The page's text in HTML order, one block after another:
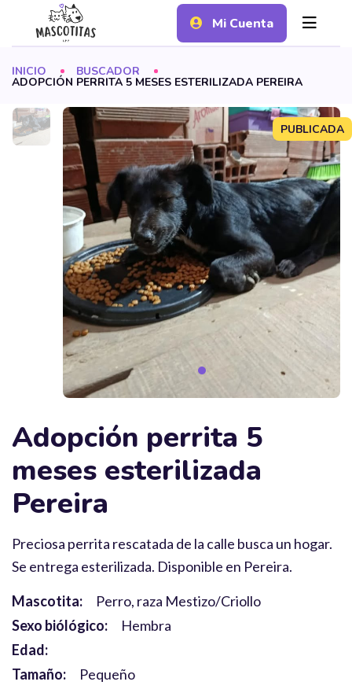
Mi Cuenta
INICIO BUSCADOR
ADOPCIÓN PERRITA 5 MESES ESTERILIZADA PEREIRA
PUBLICADA
Adopción perrita 5
meses esterilizada
Pereira
Preciosa perrita rescatada de la calle busca un hogar.
Se entrega esterilizada. Disponible en Pereira.
Mascotita:
Perro, raza Mestizo/Criollo
Sexo biólógico:
Hembra
Edad:
Tamaño:
Pequeño